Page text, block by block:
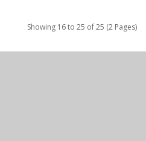
Showing 16 to 25 of 25 (2 Pages)